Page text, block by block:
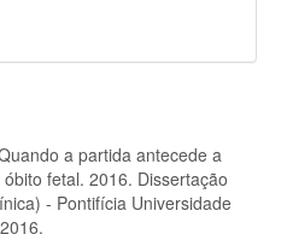
a partida antecede a
fetal. 2016. Dissertação
- Pontifícia Universidade